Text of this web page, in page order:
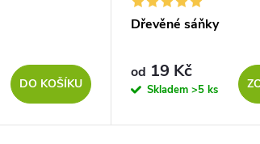
DO KOŠÍKU
Dřevěné sáňky
od 19 Kč
Skladem >5 ks